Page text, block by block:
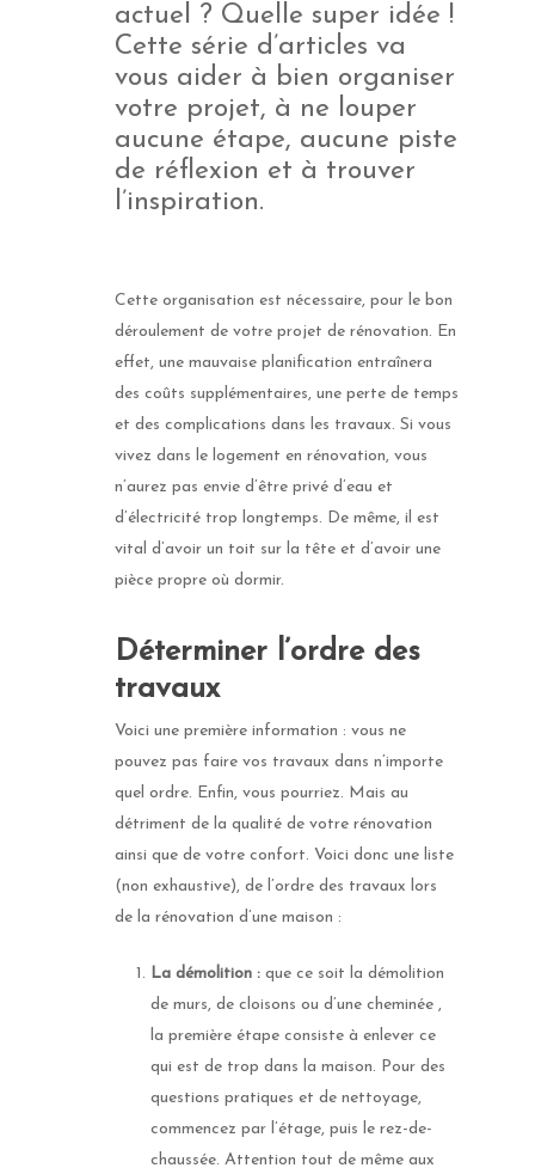
actuel ? Quelle super idée !
Cette série d’articles va
vous aider à bien organiser
votre projet, à ne louper
aucune étape, aucune piste
de réflexion et à trouver
l’inspiration.
Cette organisation est nécessaire, pour le bon
déroulement de votre projet de rénovation. En
effet, une mauvaise planification entraînera
des coûts supplémentaires, une perte de temps
et des complications dans les travaux. Si vous
vivez dans le logement en rénovation, vous
n’aurez pas envie d’être privé d’eau et
d’électricité trop longtemps. De même, il est
vital d’avoir un toit sur la tête et d’avoir une
pièce propre où dormir.
Déterminer l’ordre des
travaux
Voici une première information : vous ne
pouvez pas faire vos travaux dans n’importe
quel ordre. Enfin, vous pourriez. Mais au
détriment de la qualité de votre rénovation
ainsi que de votre confort. Voici donc une liste
(non exhaustive), de l’ordre des travaux lors
de la rénovation d’une maison :
La démolition : que ce soit la démolition
de murs, de cloisons ou d’une cheminée ,
la première étape consiste à enlever ce
qui est de trop dans la maison. Pour des
questions pratiques et de nettoyage,
commencez par l’étage, puis le rez-de-
chaussée. Attention tout de même aux